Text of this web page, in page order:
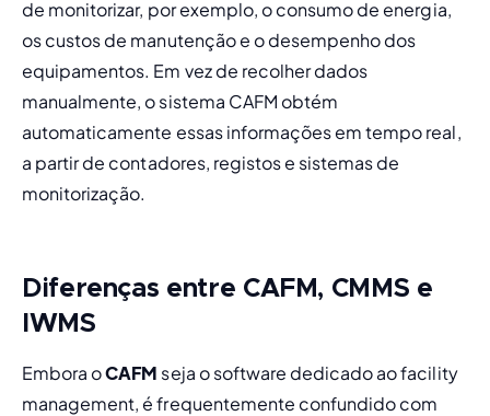
de monitorizar, por exemplo, o consumo de energia,
os custos de manutenção e o desempenho dos
equipamentos. Em vez de recolher dados
manualmente, o sistema CAFM obtém
automaticamente essas informações em tempo real,
a partir de contadores, registos e sistemas de
monitorização.
Diferenças entre CAFM, CMMS e
IWMS
Embora o CAFM seja o software dedicado ao facility
management, é frequentemente confundido com